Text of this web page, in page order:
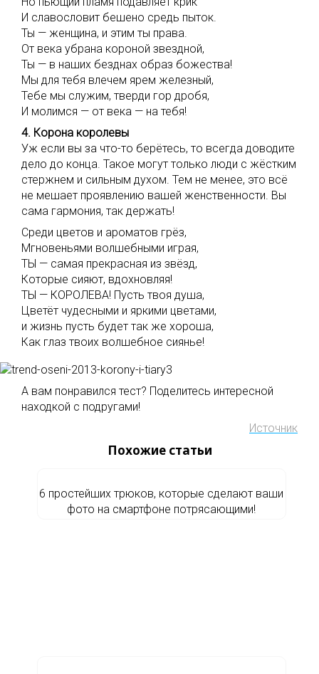
И славословит бешено средь пыток.
Ты — женщина, и этим ты права.
От века убрана короной звездной,
Ты — в наших безднах образ божества!
Мы для тебя влечем ярем железный,
Тебе мы служим, тверди гор дробя,
И молимся — от века — на тебя!
4. Корона королевы
Уж если вы за что-то берётесь, то всегда доводите
дело до конца. Такое могут только люди с жёстким
стержнем и сильным духом. Тем не менее, это всё
не мешает проявлению вашей женственности. Вы
сама гармония, так держать!
Среди цветов и ароматов грёз,
Мгновеньями волшебными играя,
ТЫ — самая прекрасная из звёзд,
Которые сияют, вдохновляя!
ТЫ — КОРОЛЕВА! Пусть твоя душа,
Цветёт чудесными и яркими цветами,
и жизнь пусть будет так же хороша,
Как глаз твоих волшебное сиянье!
А вам понравился тест? Поделитесь интересной
находкой с подругами!
Источник
Похожие статьи
6 простейших трюков, которые сделают ваши
фото на смартфоне потрясающими!